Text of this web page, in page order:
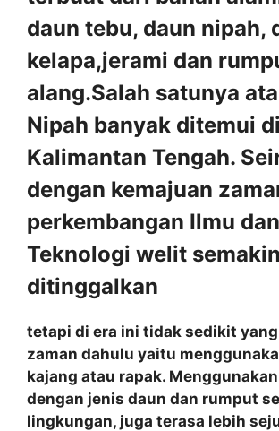
daun tebu, daun nipah,
kelapa,jerami dan
alang.Salah satunya
Nipah banyak ditemui di
Kalimantan Tengah.
dengan kemajuan
perkembangan Ilmu dan
Teknologi welit semakin
ditinggalkan
tetapi di era ini tidak sedikit
zaman dahulu yaitu
kajang atau rapak.
dengan jenis daun dan rumput
lingkungan, juga terasa lebih